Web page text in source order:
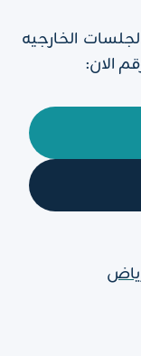
الخارجيه
الان: